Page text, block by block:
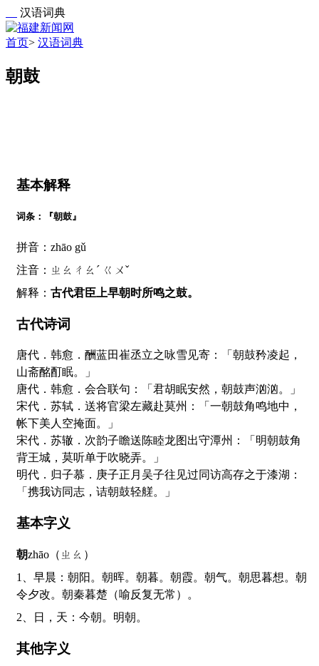
汉语词典
首页> 汉语词典
朝鼓
基本解释
词条：『朝鼓』
拼音：zhāo gǔ
注音：ㄓㄠㄔㄠˊ ㄍㄨˇ
解释： 古代君臣上早朝时所鸣之鼓。
古代诗词
唐代．韩愈．酬蓝田崔丞立之咏雪见寄：「朝鼓矜凌起，
山斋酩酊眠。」
唐代．韩愈．会合联句：「君胡眠安然，朝鼓声汹汹。」
宋代．苏轼．送将官梁左藏赴莫州：「一朝鼓角鸣地中，
帐下美人空掩面。」
宋代．苏辙．次韵子瞻送陈睦龙图出守潭州：「明朝鼓角
背王城，莫听单于吹晓弄。」
明代．归子慕．庚子正月吴子往见过同访高存之于漆湖：
「携我访同志，诘朝鼓轻艖。」
基本字义
朝zhāo（ㄓㄠ）
1、早晨：朝阳。朝晖。朝暮。朝霞。朝气。朝思暮想。朝
令夕改。朝秦暮楚（喻反复无常）。
2、日，天：今朝。明朝。
其他字义